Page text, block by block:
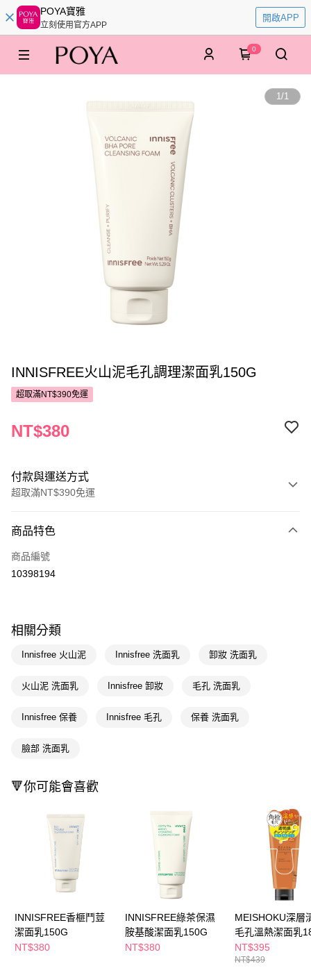
POYA寶雅
立刻使用官方APP
開啟APP
0
1/1
INNISFREE火山泥毛孔調理潔面乳150G
超取滿NT$390免運
NT$380
付款與運送方式
超取滿NT$390免運
POYA支付
信用卡一次付款
悠遊付
Google Pay
AFTEE先享後付
AFTEE先享後付是「在收到商品之後才付款」的支付方式。 讓您購物簡單
１．簡單：不需註冊會員、不需綁卡、不需儲值。
２．便利：只要手機號碼，簡訊認證，即可結帳。
３．安心：先確認商品／服務後，再付款。
【「AFTEE先享後付」結帳流程】
１．於結帳方式選擇「AFTEE先享後付」後，將跳轉至「AFTEE先享後付」
結帳頁面，進行簡訊認證並確認金額後，即可完成結帳。
２．訂單成立數日內，您將收到繳費通知簡訊。
３．收到繳費通知簡訊後14天內，點擊此簡訊中的連結，可透過四大超商／
ATM／網路銀行／等多元方式進行付款，方視為交易完成。
※ 請注意：結帳手續完成當下不需立刻繳費，但若您需要取消訂單，請聯絡
購買商品的店家。未經商家同意取消之訂單仍視為有效，需透過AFTEE先享
即享券
運送方式
全家取貨付款
每筆NT$65，滿NT$390(含以上)免運費
付款後全家取貨
萊爾富取貨付款
每筆NT$65，滿NT$490(含以上)免運費
商品特色
商品編號
10398194
相關分類
Innisfree 火山泥 Innisfree 洗面乳 卸妝 洗面乳
火山泥 洗面乳 Innisfree 卸妝 毛孔 洗面乳
Innisfree 保養 Innisfree 毛孔 保養 洗面乳
臉部 洗面乳
🔻你可能會喜歡
INNISFREE香榧鬥荳
潔面乳150G
NT$380
INNISFREE綠茶保濕
胺基酸潔面乳150G
NT$380
MEISHOKU深層
毛孔溫熱潔面乳
NT$395
NT$439